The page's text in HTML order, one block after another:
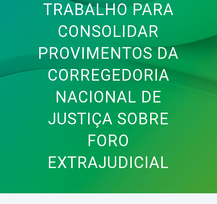
TRABALHO PARA
CONSOLIDAR
PROVIMENTOS DA
CORREGEDORIA
NACIONAL DE
JUSTIÇA SOBRE
FORO
EXTRAJUDICIAL